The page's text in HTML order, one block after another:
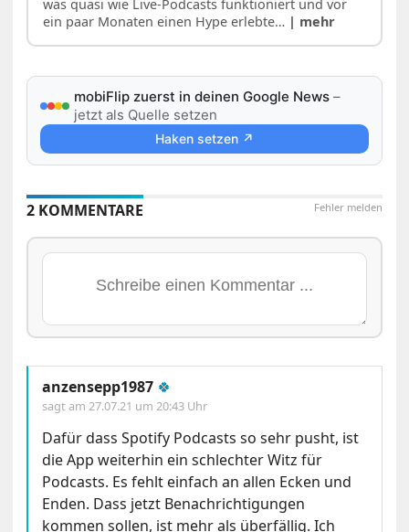
was quasi wie Live-Podcasts funktioniert und vor
ein paar Monaten einen Hype erlebte… | mehr
mobiFlip zuerst in deinen Google News –
jetzt als Quelle setzen
Haken setzen ↗
Fehler melden
2 KOMMENTARE
anzensepp1987 🍀
sagt am27.07.21 um 20:43 Uhr
Dafür dass Spotify Podcasts so sehr pusht, ist
die App weiterhin ein schlechter Witz für
Podcasts. Es fehlt einfach an allen Ecken und
Enden. Dass jetzt Benachrichtigungen
kommen sollen, ist mehr als überfällig. Ich